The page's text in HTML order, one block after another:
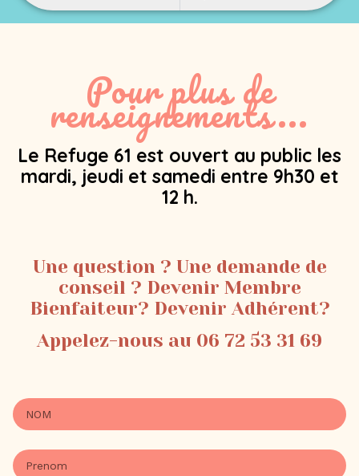
Pour plus de
renseignements...
Le Refuge 61 est ouvert au public les
mardi, jeudi et samedi entre 9h30 et
12 h.
Une question ? Une demande de
conseil ? Devenir Membre
Bienfaiteur? Devenir Adhérent?
Appelez-nous au 06 72 53 31 69